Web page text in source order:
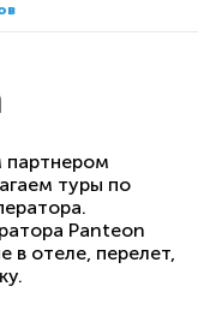
партнером
туры по
Panteon
в отеле, перелет,